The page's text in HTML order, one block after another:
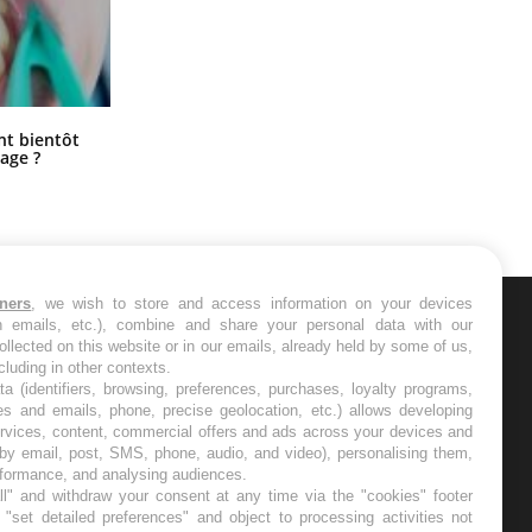
bientôt
?
les semaines les meilleures
, we wish to store and access information on your devices
emails, etc.), combine and share your personal data with our
on this website or in our emails, already held by some of us,
in other contexts.
(identifiers, browsing, preferences, purchases, loyalty programs,
and emails, phone, precise geolocation, etc.) allows developing
content, commercial offers and ads across your devices and
email, post, SMS, phone, audio, and video), personalising them,
and analysing audiences.
and withdraw your consent at any time via the "cookies" footer
detailed preferences" and object to processing activities not